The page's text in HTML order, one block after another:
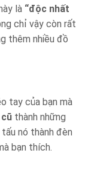
là “độc nhất
chỉ vậy còn rất
thêm nhiều đồ
tay của bạn mà
thành những
nó thành đèn
bạn thích.